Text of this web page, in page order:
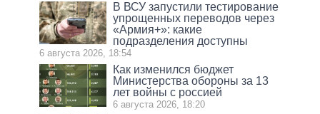
В ВСУ запустили тестирование
упрощенных переводов через
«Армия+»: какие
подразделения доступны
6 августа 2026, 18:54
Как изменился бюджет
Министерства обороны за 13
лет войны с россией
6 августа 2026, 18:20